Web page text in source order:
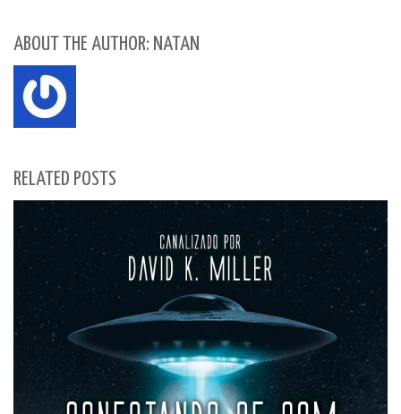
ABOUT THE AUTHOR: NATAN
RELATED POSTS